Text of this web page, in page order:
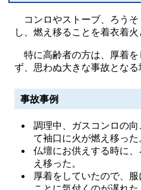
コンロやストーブ、ろうそ
し、燃え移ることを着衣着火
特に高齢者の方は、厚着を
ず、思わぬ大きな事故となる
事故事例
調理中、ガスコンロの
て袖口に火が燃え移った
仏壇にお供えする時に
え移った。
厚着をしていたので、